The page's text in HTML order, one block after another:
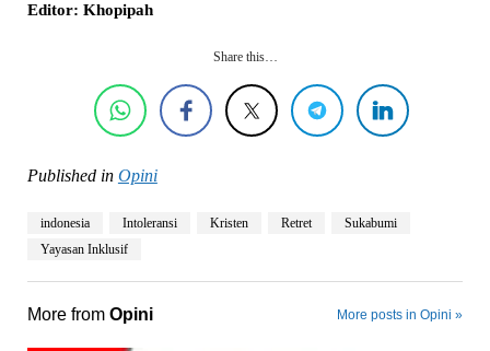
Editor: Khopipah
Share this…
Published in Opini
indonesia Intoleransi Kristen Retret
Sukabumi
Yayasan Inklusif
More from Opini More posts in Opini »